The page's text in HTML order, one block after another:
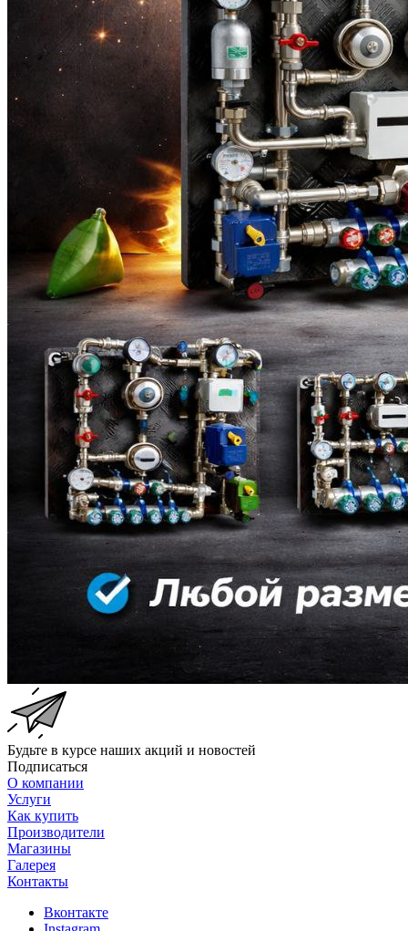
Будьте в курсе наших акций и новостей
Подписаться
О компании
Услуги
Как купить
Производители
Магазины
Галерея
Контакты
Вконтакте